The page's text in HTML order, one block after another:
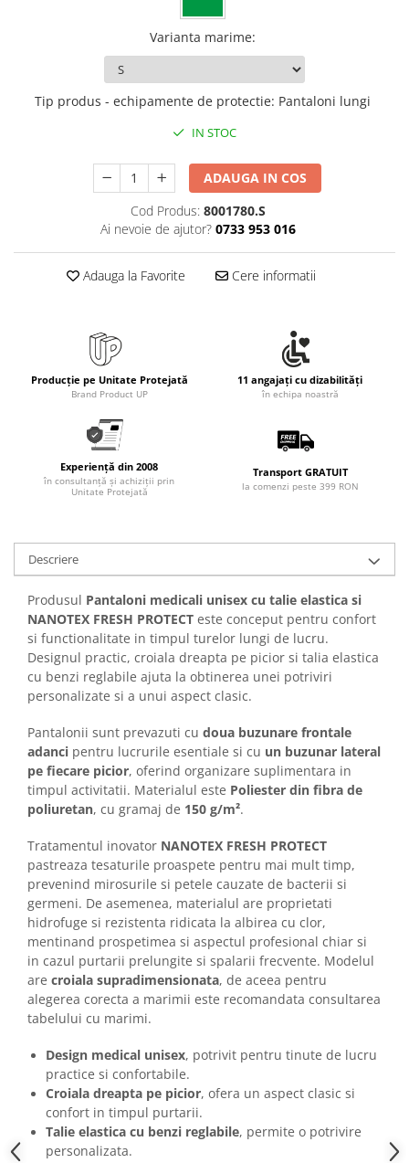
Carioci si creioane colorate
Rezerve instrumente scris
Tavite documente si suporturi
Ascutitori, radiere, agrafe
Curatenie si igiena
Produse Antibacteriene
Articole pentru baie
Articole pentru bucatarie
Maturi, mopuri si galeti
Articole pentru rufe, casa,
geamuri, mobila
Articole pentru birou, suprafete,
Intretinere si odorizante masina
Saci de gunoi
Accesorii pentru curatenie
Formulare tipizate
personalizate
Stampile, tusiere si tus
Protectia muncii si Imbracaminte
Imbracaminte
Bluze & Pulovere
Camasi
Pantaloni
Pantaloni cu pieptar
Jachete
Impermeabile
Veste
Reflectorizante
Incaltaminte
Incaltaminte de lucru si protectie
Incaltaminte de oras si munte
Echipamente medicale
Manusi de protectie
Accesorii pentru protectia capului
Casti de protectie
Antifoane
Ochelari de protectie si viziere
Varianta marime:
Tip produs - echipamente de protectie: Pantaloni lungi
IN STOC
ADAUGA IN COS
Cod Produs: 8001780.S
Ai nevoie de ajutor? 0733 953 016
Adauga la Favorite Cere informatii
Producție pe Unitate Protejată
Brand Product UP
11 angajați cu dizabilități
în echipa noastră
Experiență din 2008
în consultanță și achiziții prin
Unitate Protejată
Transport GRATUIT
la comenzi peste 399 RON
Descriere
Produsul Pantaloni medicali unisex cu talie elastica si
NANOTEX FRESH PROTECT este conceput pentru confort
si functionalitate in timpul turelor lungi de lucru.
Designul practic, croiala dreapta pe picior si talia elastica
cu benzi reglabile ajuta la obtinerea unei potriviri
personalizate si a unui aspect clasic.
Pantalonii sunt prevazuti cu doua buzunare frontale
adanci pentru lucrurile esentiale si cu un buzunar lateral
pe fiecare picior, oferind organizare suplimentara in
timpul activitatii. Materialul este Poliester din fibra de
poliuretan, cu gramaj de 150 g/m².
Tratamentul inovator NANOTEX FRESH PROTECT
pastreaza tesaturile proaspete pentru mai mult timp,
prevenind mirosurile si petele cauzate de bacterii si
germeni. De asemenea, materialul are proprietati
hidrofuge si rezistenta ridicata la albirea cu clor,
mentinand prospetimea si aspectul profesional chiar si
in cazul purtarii prelungite si spalarii frecvente. Modelul
are croiala supradimensionata, de aceea pentru
alegerea corecta a marimii este recomandata consultarea
tabelului cu marimi.
Design medical unisex, potrivit pentru tinute de lucru
practice si confortabile.
Croiala dreapta pe picior, ofera un aspect clasic si
confort in timpul purtarii.
Talie elastica cu benzi reglabile, permite o potrivire
personalizata.